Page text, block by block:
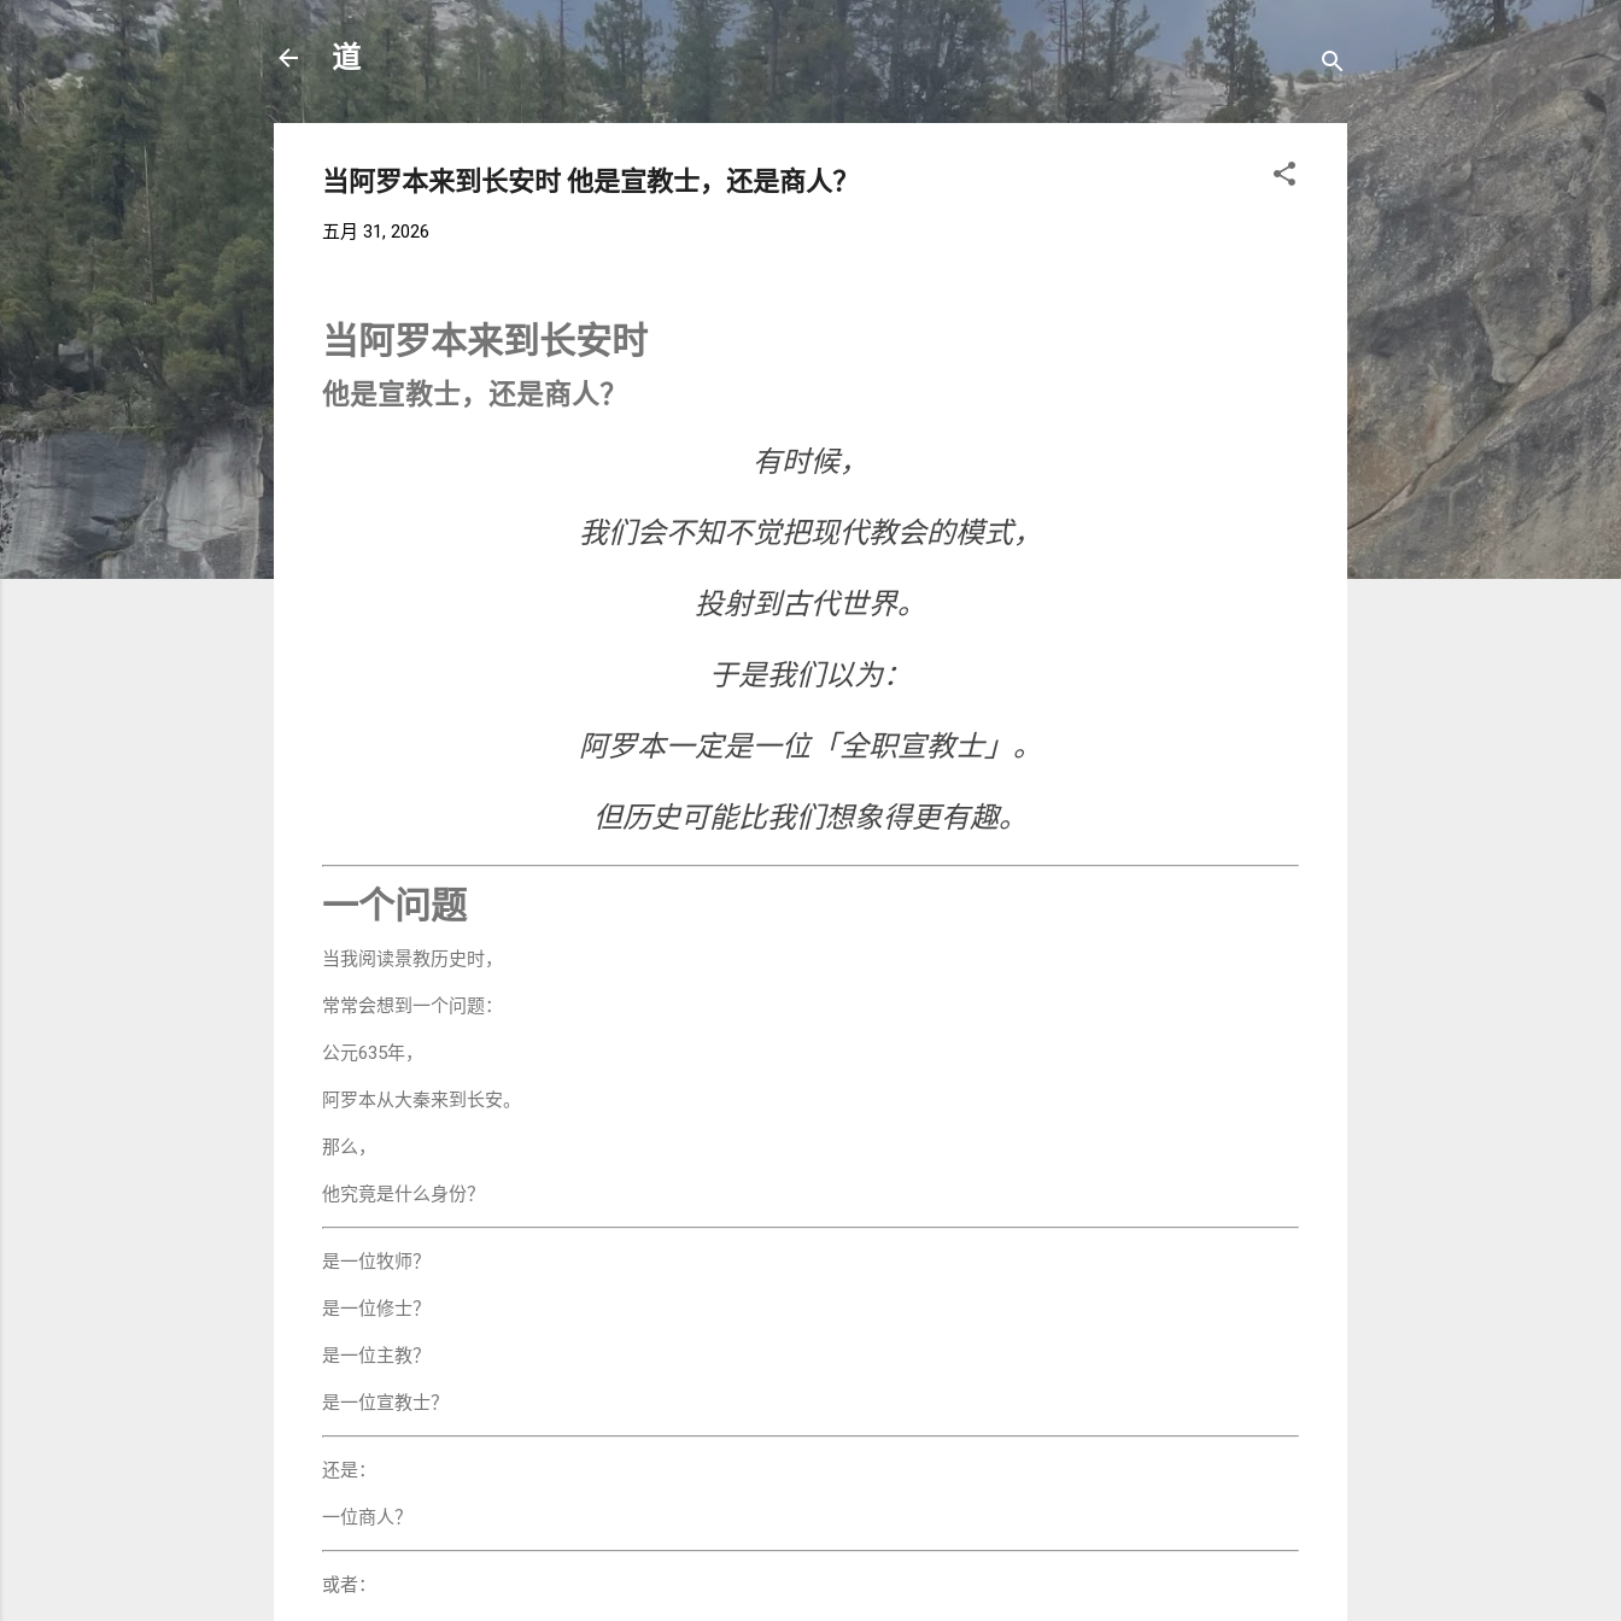
跳至主要内容
道
当阿罗本来到长安时 他是宣教士，还是商人？
五月 31, 2026
当阿罗本来到长安时
他是宣教士，还是商人？
有时候，
我们会不知不觉把现代教会的模式，
投射到古代世界。
于是我们以为：
阿罗本一定是一位「全职宣教士」。
但历史可能比我们想象得更有趣。
一个问题
当我阅读景教历史时，
常常会想到一个问题：
公元635年，
阿罗本从大秦来到长安。
那么，
他究竟是什么身份？
是一位牧师？
是一位修士？
是一位主教？
是一位宣教士？
还是：
一位商人？
或者：